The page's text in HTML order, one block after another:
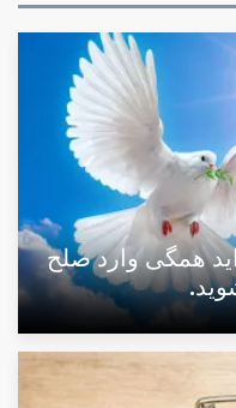
همگی وارد صلح